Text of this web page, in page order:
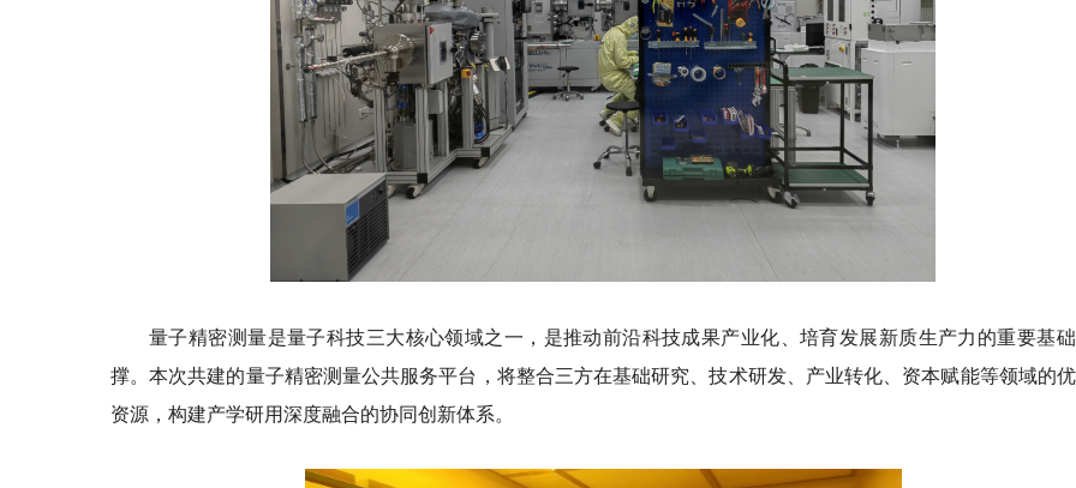
量子精密测量是量子科技三大核心领域之一，是推动前沿科技成果产业化、培育发展新质生产力的重要基
撑。本次共建的量子精密测量公共服务平台，将整合三方在基础研究、技术研发、产业转化、资本赋能等领域的
资源，构建产学研用深度融合的协同创新体系。